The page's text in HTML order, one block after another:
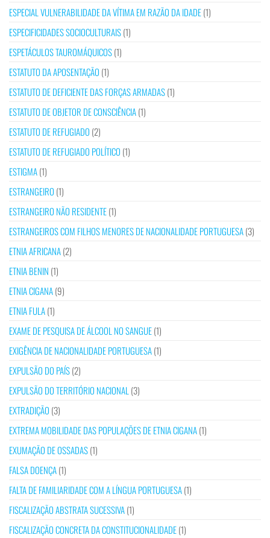
ESPECIAL VULNERABILIDADE DA VÍTIMA EM RAZÃO DA IDADE(1)
ESPECIFICIDADES SOCIOCULTURAIS(1)
ESPETÁCULOS TAUROMÁQUICOS(1)
ESTATUTO DA APOSENTAÇÃO (1)
ESTATUTO DE DEFICIENTE DAS FORÇAS ARMADAS(1)
ESTATUTO DE OBJETOR DE CONSCIÊNCIA(1)
ESTATUTO DE REFUGIADO (2)
ESTATUTO DE REFUGIADO POLÍTICO (1)
ESTIGMA(1)
ESTRANGEIRO (1)
ESTRANGEIRO NÃO RESIDENTE(1)
ESTRANGEIROS COM FILHOS MENORES DE NACIONALIDADE PORTUGUESA(3)
ETNIA AFRICANA(2)
ETNIA BENIN (1)
ETNIA CIGANA(9)
ETNIA FULA(1)
EXAME DE PESQUISA DE ÁLCOOL NO SANGUE(1)
EXIGÊNCIA DE NACIONALIDADE PORTUGUESA(1)
EXPULSÃO DO PAÍS(2)
EXPULSÃO DO TERRITÓRIO NACIONAL (3)
EXTRADIÇÃO (3)
EXTREMA MOBILIDADE DAS POPULAÇÕES DE ETNIA CIGANA(1)
EXUMAÇÃO DE OSSADAS(1)
FALSA DOENÇA(1)
FALTA DE FAMILIARIDADE COM A LÍNGUA PORTUGUESA(1)
FISCALIZAÇÃO ABSTRATA SUCESSIVA(1)
FISCALIZAÇÃO CONCRETA DA CONSTITUCIONALIDADE(1)